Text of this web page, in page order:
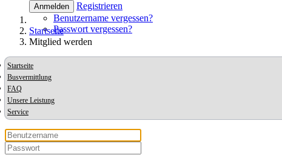
Anmelden
Registrieren
Benutzername vergessen?
Passwort vergessen?
Startseite
Mitglied werden
Startseite
Busvermittlung
FAQ
Unsere Leistung
Service